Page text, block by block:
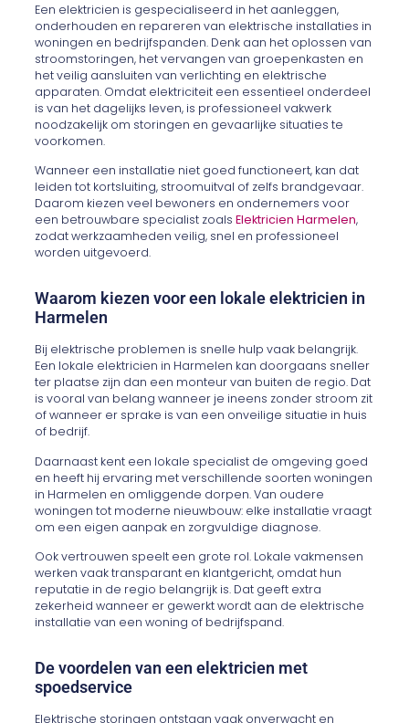
Een elektricien is gespecialiseerd in het aanleggen,
onderhouden en repareren van elektrische installaties in
woningen en bedrijfspanden. Denk aan het oplossen van
stroomstoringen, het vervangen van groepenkasten en
het veilig aansluiten van verlichting en elektrische
apparaten. Omdat elektriciteit een essentieel onderdeel
is van het dagelijks leven, is professioneel vakwerk
noodzakelijk om storingen en gevaarlijke situaties te
voorkomen.
Wanneer een installatie niet goed functioneert, kan dat
leiden tot kortsluiting, stroomuitval of zelfs brandgevaar.
Daarom kiezen veel bewoners en ondernemers voor
een betrouwbare specialist zoalsElektricien Harmelen,
zodat werkzaamheden veilig, snel en professioneel
worden uitgevoerd.
Waarom kiezen voor een lokale elektricien in
Harmelen
Bij elektrische problemen is snelle hulp vaak belangrijk.
Een lokale elektricien in Harmelen kan doorgaans sneller
ter plaatse zijn dan een monteur van buiten de regio. Dat
is vooral van belang wanneer je ineens zonder stroom zit
of wanneer er sprake is van een onveilige situatie in huis
of bedrijf.
Daarnaast kent een lokale specialist de omgeving goed
en heeft hij ervaring met verschillende soorten woningen
in Harmelen en omliggende dorpen. Van oudere
woningen tot moderne nieuwbouw: elke installatie vraagt
om een eigen aanpak en zorgvuldige diagnose.
Ook vertrouwen speelt een grote rol. Lokale vakmensen
werken vaak transparant en klantgericht, omdat hun
reputatie in de regio belangrijk is. Dat geeft extra
zekerheid wanneer er gewerkt wordt aan de elektrische
installatie van een woning of bedrijfspand.
De voordelen van een elektricien met
spoedservice
Elektrische storingen ontstaan vaak onverwacht en